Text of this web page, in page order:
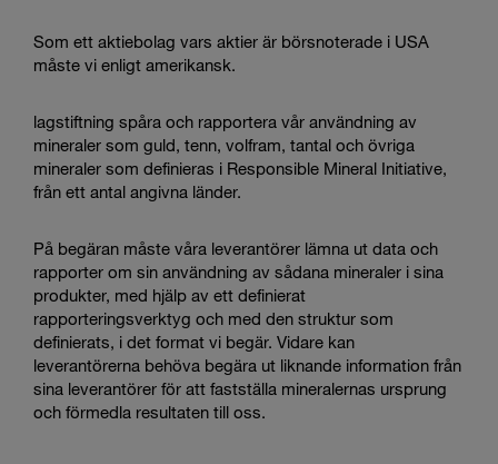
Som ett aktiebolag vars aktier är börsnoterade i USA
måste vi enligt amerikansk.
lagstiftning spåra och rapportera vår användning av
mineraler som guld, tenn, volfram, tantal och övriga
mineraler som definieras i Responsible Mineral Initiative,
från ett antal angivna länder.
På begäran måste våra leverantörer lämna ut data och
rapporter om sin användning av sådana mineraler i sina
produkter, med hjälp av ett definierat
rapporteringsverktyg och med den struktur som
definierats, i det format vi begär. Vidare kan
leverantörerna behöva begära ut liknande information från
sina leverantörer för att fastställa mineralernas ursprung
och förmedla resultaten till oss.